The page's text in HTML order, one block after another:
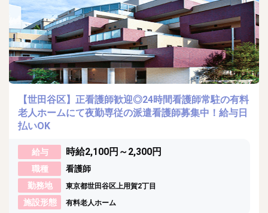
【世田谷区】正看護師歓迎◎24時間看護師常駐の有料
老人ホームにて夜勤専従の派遣看護師募集中！給与日
払いOK
給与 時給2,100円～2,300円
職種
看護師
勤務地
東京都世田谷区上用賀2丁目
施設形態 有料老人ホーム